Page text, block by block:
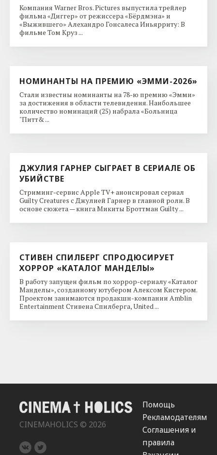
Компания Warner Bros. Pictures выпустила трейлер
фильма «Диггер» от режиссера «Бёрдмэна» и
«Выжившего» Алехандро Гонсалеса Иньярриту: В
фильме Том Круз ...
НОМИНАНТЫ НА ПРЕМИЮ «ЭММИ-2026»
Стали известны номинанты на 78-ю премию «Эмми»
за достижения в области телевидения. Наибольшее
количество номинаций (25) набрала «Больница
"Питт& ...
ДЖУЛИЯ ГАРНЕР СЫГРАЕТ В СЕРИАЛЕ ОБ
УБИЙСТВЕ
Стриминг-сервис Apple TV+ анонсировал сериал
Guilty Creatures с Джулией Гарнер в главной роли. В
основе сюжета — книга Микиты Броттман Guilty ...
СТИВЕН СПИЛБЕРГ СПРОДЮСИРУЕТ
ХОРРОР «КАТАЛОГ МАНДЕЛЫ»
В работу запущен фильм по хоррор-сериалу «Каталог
Манделы», созданному ютубером Алексом Кистером.
Проектом занимаются продакшн-компании Amblin
Entertainment Стивена Спилберга, United ...
CINEMAHOLICS © 2026
Помощь
Рекламодателям
Соглашения и
правила